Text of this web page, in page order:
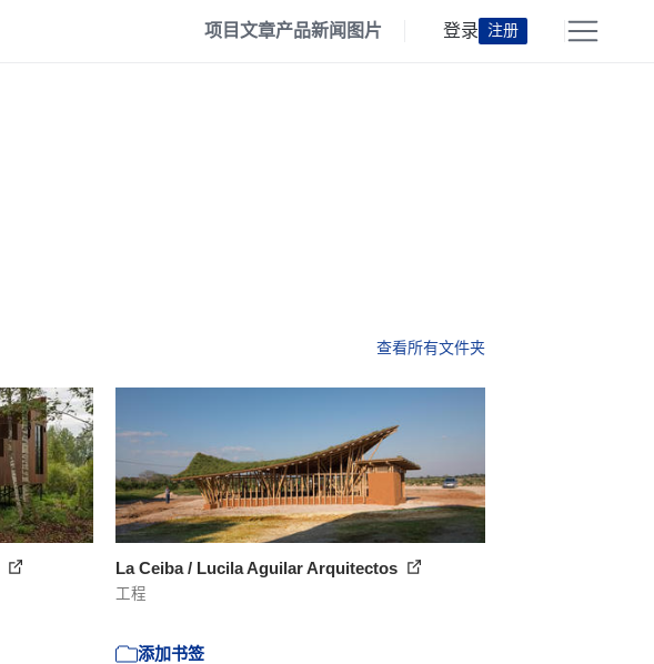
项目文章产品新闻 图片 登录 注册
查看所有文件夹
La Ceiba / Lucila Aguilar Arquitectos
工程
添加书签